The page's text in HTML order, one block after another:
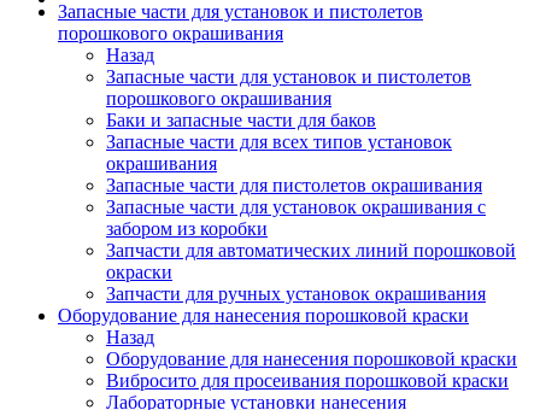
Запасные части для установок и пистолетов
порошкового окрашивания
Назад
Запасные части для установок и пистолетов
порошкового окрашивания
Баки и запасные части для баков
Запасные части для всех типов установок
окрашивания
Запасные части для пистолетов окрашивания
Запасные части для установок окрашивания с
забором из коробки
Запчасти для автоматических линий порошковой
окраски
Запчасти для ручных установок окрашивания
Оборудование для нанесения порошковой краски
Назад
Оборудование для нанесения порошковой краски
Вибросито для просеивания порошковой краски
Лабораторные установки нанесения